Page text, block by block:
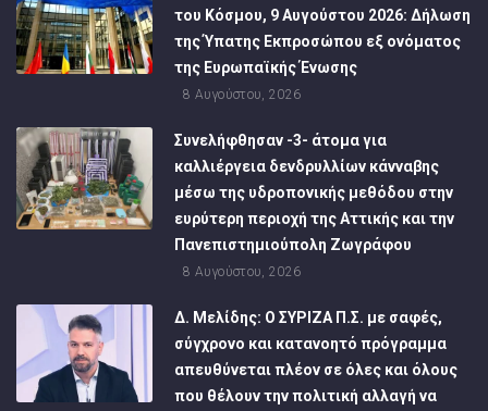
του Κόσμου, 9 Αυγούστου 2026: Δήλωση
της Ύπατης Εκπροσώπου εξ ονόματος
της Ευρωπαϊκής Ένωσης
8 Αυγούστου, 2026
Συνελήφθησαν -3- άτομα για
καλλιέργεια δενδρυλλίων κάνναβης
μέσω της υδροπονικής μεθόδου στην
ευρύτερη περιοχή της Αττικής και την
Πανεπιστημιούπολη Ζωγράφου
8 Αυγούστου, 2026
Δ. Μελίδης: Ο ΣΥΡΙΖΑ Π.Σ. με σαφές,
σύγχρονο και κατανοητό πρόγραμμα
απευθύνεται πλέον σε όλες και όλους
που θέλουν την πολιτική αλλαγή να